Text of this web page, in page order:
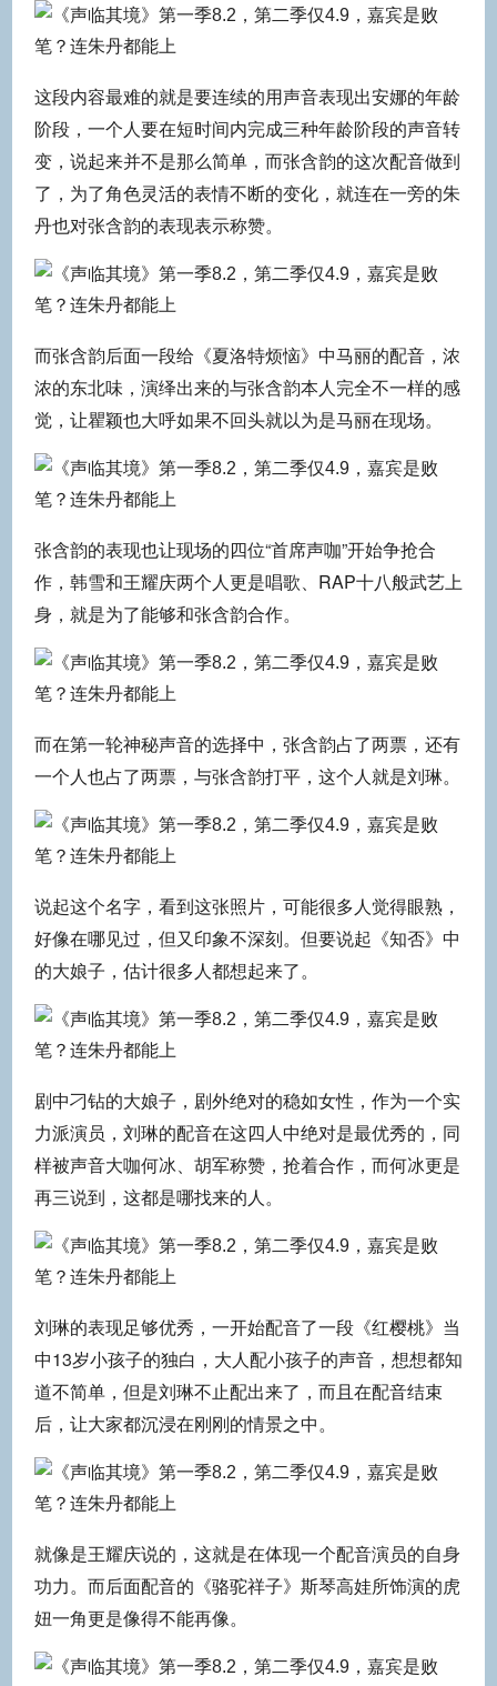
这段内容最难的就是要连续的用声音表现出安娜的年龄
阶段，一个人要在短时间内完成三种年龄阶段的声音转
变，说起来并不是那么简单，而张含韵的这次配音做到
了，为了角色灵活的表情不断的变化，就连在一旁的朱
丹也对张含韵的表现表示称赞。
而张含韵后面一段给《夏洛特烦恼》中马丽的配音，浓
浓的东北味，演绎出来的与张含韵本人完全不一样的感
觉，让瞿颖也大呼如果不回头就以为是马丽在现场。
张含韵的表现也让现场的四位“首席声咖”开始争抢合
作，韩雪和王耀庆两个人更是唱歌、RAP十八般武艺上
身，就是为了能够和张含韵合作。
而在第一轮神秘声音的选择中，张含韵占了两票，还有
一个人也占了两票，与张含韵打平，这个人就是刘琳。
说起这个名字，看到这张照片，可能很多人觉得眼熟，
好像在哪见过，但又印象不深刻。但要说起《知否》中
的大娘子，估计很多人都想起来了。
剧中刁钻的大娘子，剧外绝对的稳如女性，作为一个实
力派演员，刘琳的配音在这四人中绝对是最优秀的，同
样被声音大咖何冰、胡军称赞，抢着合作，而何冰更是
再三说到，这都是哪找来的人。
刘琳的表现足够优秀，一开始配音了一段《红樱桃》当
中13岁小孩子的独白，大人配小孩子的声音，想想都知
道不简单，但是刘琳不止配出来了，而且在配音结束
后，让大家都沉浸在刚刚的情景之中。
就像是王耀庆说的，这就是在体现一个配音演员的自身
功力。而后面配音的《骆驼祥子》斯琴高娃所饰演的虎
妞一角更是像得不能再像。